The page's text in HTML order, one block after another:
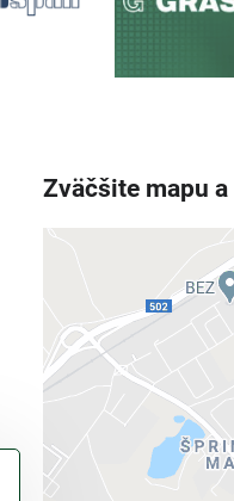
Zväčšite mapu
Externý
Prajete si